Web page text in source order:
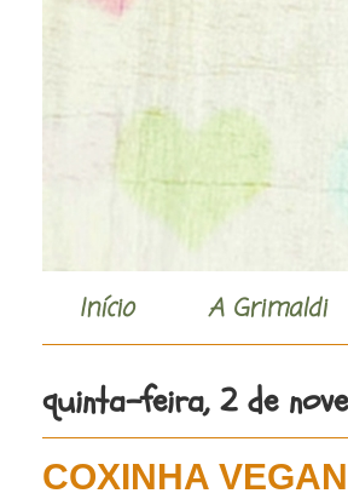
Início A Grimaldi
quinta-feira, 2 de
COXINHA